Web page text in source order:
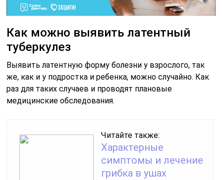
Как можно выявить латентный
туберкулез
Выявить латентную форму болезни у взрослого, так
же, как и у подростка и ребенка, можно случайно. Как
раз для таких случаев и проводят плановые
медицинские обследования.
Читайте также:
Характерные
симптомы и лечение
грибка в ушах